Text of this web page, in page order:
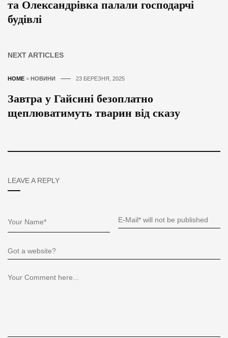
та Олександрівка палали господарчі
будівлі
NEXT ARTICLES
HOME > НОВИНИ 23 БЕРЕЗНЯ, 2025
Завтра у Гайсині безоплатно
щеплюватимуть тварин від сказу
LEAVE A REPLY